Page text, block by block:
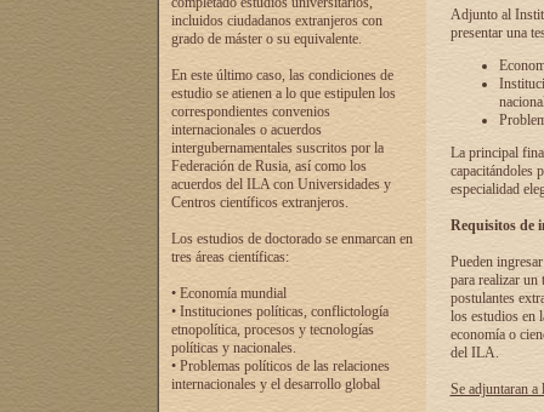
incluidos ciudadanos extranjeros con
grado de máster o su equivalente.
En este último caso, las condiciones de
estudio se atienen a lo que estipulen los
correspondientes convenios
internacionales o acuerdos
intergubernamentales suscritos por la
Federación de Rusia, así como los
acuerdos del ILA con Universidades y
Centros científicos extranjeros.
Los estudios de doctorado se enmarcan en
tres áreas científicas:
• Economía mundial
• Instituciones políticas, conflictología
etnopolítica, procesos y tecnologías
políticas y nacionales.
• Problemas políticos de las relaciones
internacionales y el desarrollo global
Adjunto al
presentar una
La principal
capacitándoles
especialidad
Requisitos de
Pueden
para realizar un
postulantes
los estudios en
economía o
del ILA.
Se adjuntaran a